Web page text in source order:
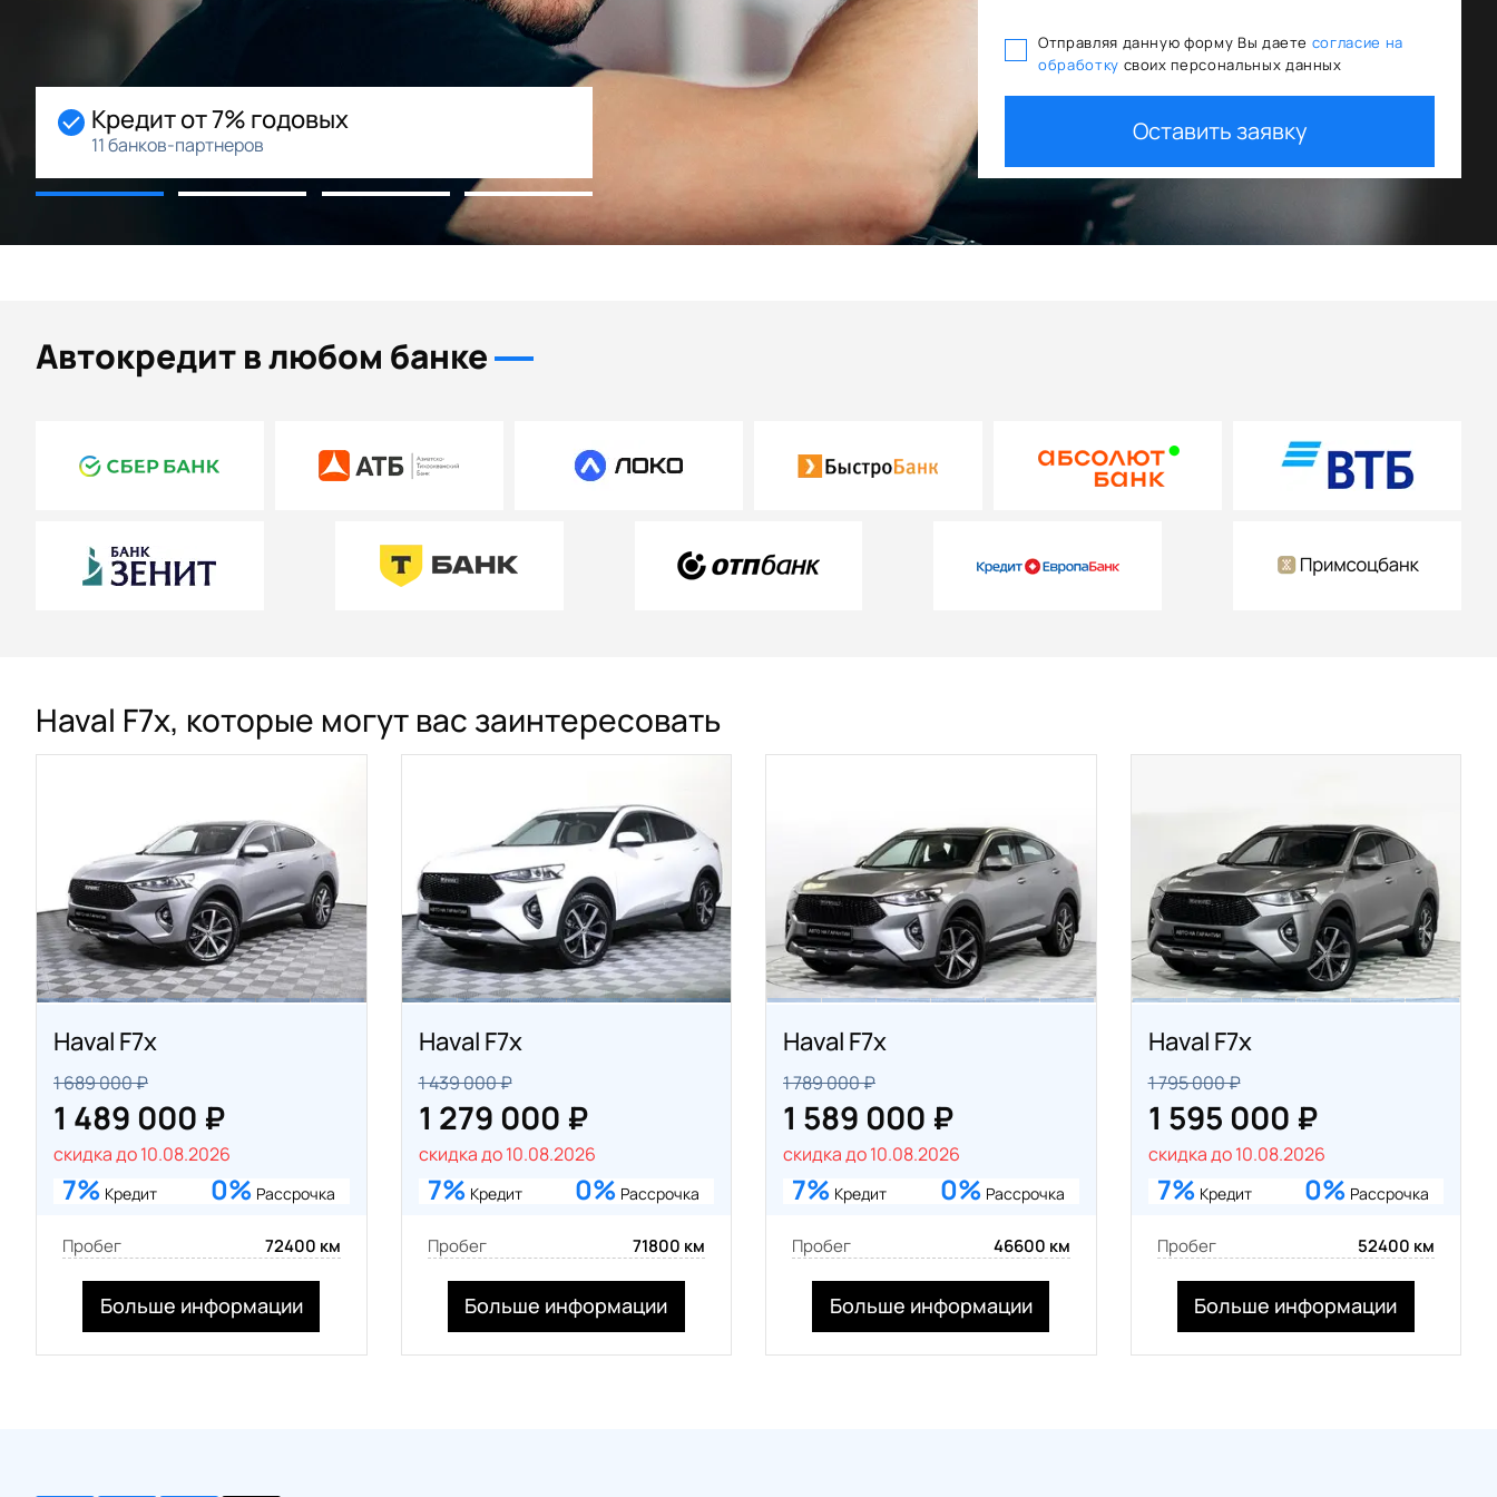
Начальный взнос 0%
Возможность рассрочки
Госпрограммы льготного кредитования Trade In как первый взнос
+ дополнительная скидка
Отправляя данную форму Вы даете согласие на
обработку своих персональных данных
Оставить заявку
Автокредит в любом банке
Haval F7x, которые могут вас заинтересовать
Haval F7x
1 689 000 ₽
1 489 000 ₽
скидка до 10.08.2026
7% Кредит 0% Рассрочка
Пробег 72400 км
Больше информации
Haval F7x
1 439 000 ₽
1 279 000 ₽
скидка до 10.08.2026
7% Кредит 0% Рассрочка
Пробег 71800 км
Больше информации
Haval F7x
1 789 000 ₽
1 589 000 ₽
скидка до 10.08.2026
7% Кредит 0% Рассрочка
Пробег 46600 км
Больше информации
Haval F7x
1 795 000 ₽
1 595 000 ₽
скидка до 10.08.2026
7% Кредит 0% Рассрочка
Пробег 52400 км
Больше информации